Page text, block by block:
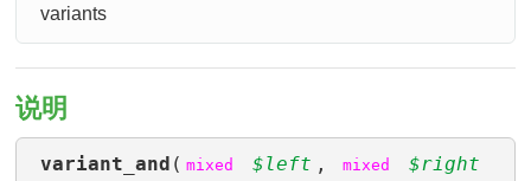
variants
说明
variant_and ( mixed $left , mixed
$right